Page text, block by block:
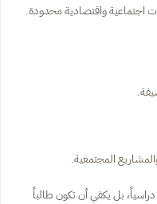
اجتماعية واقتصادية محدودة.
المجتمعية.
بل يكفي أن تكون طالباً